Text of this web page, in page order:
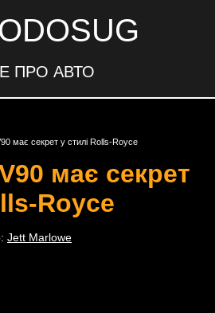
ПРО АВТО
має секрет у стилі Rolls-Royce
має секрет
Royce
Jett Marlowe